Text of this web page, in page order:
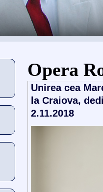
Vous êtes ici
Opera
Unirea cea
la Craiova,
2.11.2018